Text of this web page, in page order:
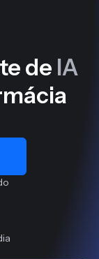
de IA